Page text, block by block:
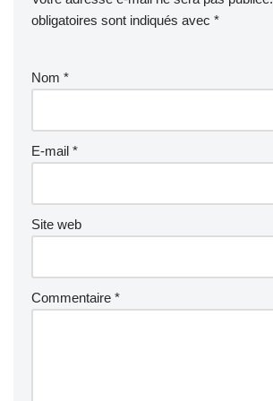
obligatoires sont indiqués avec *
Nom *
E-mail *
Site web
Commentaire *